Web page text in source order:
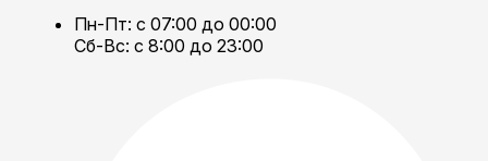
Пн-Пт: с 07:00 до 00:00
Сб-Вс: с 8:00 до 23:00